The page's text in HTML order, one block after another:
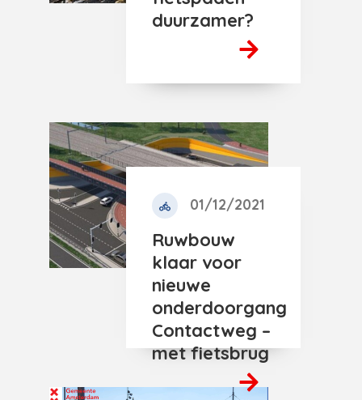
duurzamer?
01/12/2021
Ruwbouw
klaar voor
nieuwe
onderdoorgang
Contactweg –
met fietsbrug